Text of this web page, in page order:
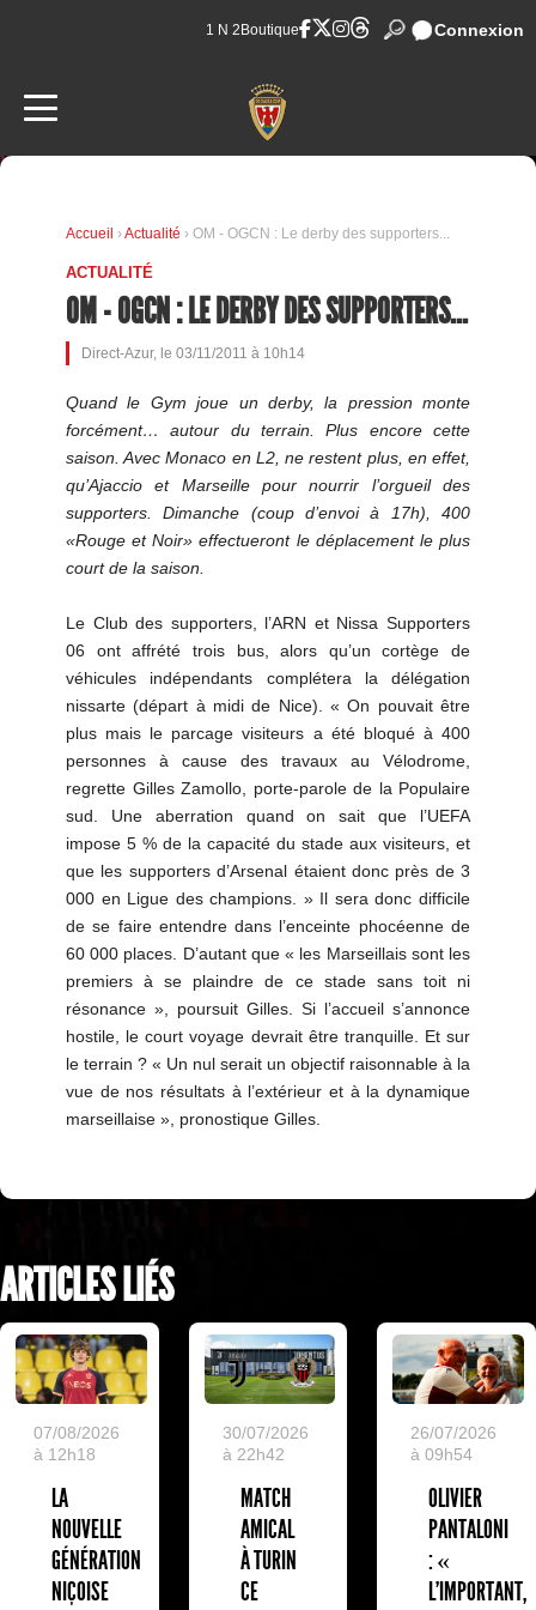
1 N 2 Boutique Connexion
Accueil ›Actualité › OM - OGCN : Le derby des supporters...
ACTUALITÉ
OM - OGCN : LE DERBY DES SUPPORTERS...
Direct-Azur, le 03/11/2011 à 10h14
Quand le Gym joue un derby, la pression monte
forcément… autour du terrain. Plus encore cette
saison. Avec Monaco en L2, ne restent plus, en effet,
qu’Ajaccio et Marseille pour nourrir l’orgueil des
supporters. Dimanche (coup d’envoi à 17h), 400
«Rouge et Noir» effectueront le déplacement le plus
court de la saison.
Le Club des supporters, l’ARN et Nissa Supporters
06 ont affrété trois bus, alors qu’un cortège de
véhicules indépendants complétera la délégation
nissarte (départ à midi de Nice). « On pouvait être
plus mais le parcage visiteurs a été bloqué à 400
personnes à cause des travaux au Vélodrome,
regrette Gilles Zamollo, porte-parole de la Populaire
sud. Une aberration quand on sait que l’UEFA
impose 5 % de la capacité du stade aux visiteurs, et
que les supporters d’Arsenal étaient donc près de 3
000 en Ligue des champions. » Il sera donc difficile
de se faire entendre dans l’enceinte phocéenne de
60 000 places. D’autant que « les Marseillais sont les
premiers à se plaindre de ce stade sans toit ni
résonance », poursuit Gilles. Si l’accueil s’annonce
hostile, le court voyage devrait être tranquille. Et sur
le terrain ? « Un nul serait un objectif raisonnable à la
vue de nos résultats à l’extérieur et à la dynamique
marseillaise », pronostique Gilles.
ARTICLES LIÉS
07/08/2026
à 12h18
LA
NOUVELLE
GÉNÉRATION
NIÇOISE
30/07/2026
à 22h42
MATCH
AMICAL
À TURIN
CE
26/07/2026
à 09h54
OLIVIER
PANTALONI
: «
L'IMPORTANT,